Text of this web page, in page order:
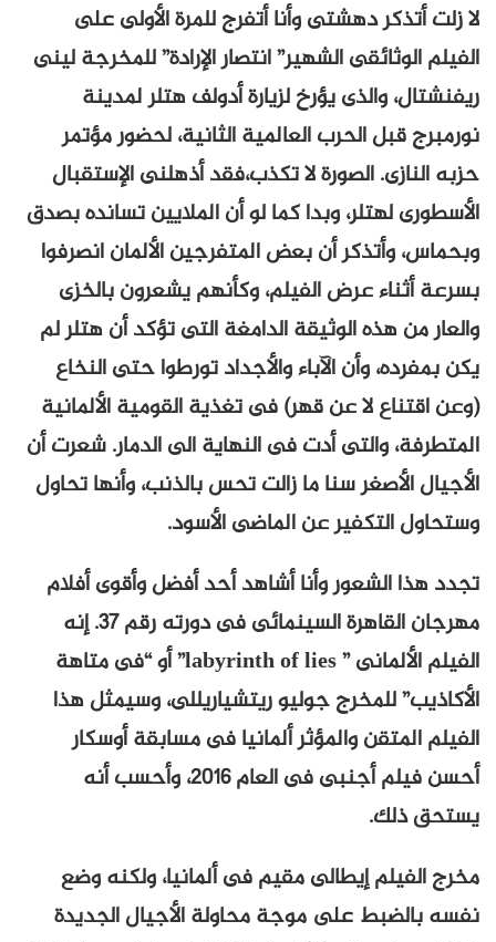
لا زلت أتذكر دهشتى وأنا أتفرج للمرة الأولى على
الفيلم الوثائقى الشهير” انتصار الإرادة” للمخرجة لينى
ريفنشتال، والذى يؤرخ لزيارة أدولف هتلر لمدينة
نورمبرج قبل الحرب العالمية الثانية، لحضور مؤتمر
حزبه النازى. الصورة لا تكذب،فقد أذهلنى الإستقبال
الأسطورى لهتلر، وبدا كما لو أن الملايين تسانده بصدق
وبحماس، وأتذكر أن بعض المتفرجين الألمان انصرفوا
بسرعة أثناء عرض الفيلم، وكأنهم يشعرون بالخزى
والعار من هذه الوثيقة الدامغة التى تؤكد أن هتلر لم
يكن بمفرده، وأن الآباء والأجداد تورطوا حتى النخاع
(وعن اقتناع لا عن قهر) فى تغذية القومية الألمانية
المتطرفة، والتى أدت فى النهاية الى الدمار. شعرت أن
الأجيال الأصغر سنا ما زالت تحس بالذنب، وأنها تحاول
وستحاول التكفير عن الماضى الأسود.
تجدد هذا الشعور وأنا أشاهد أحد أفضل وأقوى أفلام
مهرجان القاهرة السينمائى فى دورته رقم 37. إنه
الفيلم الألمانى ” labyrinth of lies” أو “فى متاهة
الأكاذيب” للمخرج جوليو ريتشياريللى، وسيمثل هذا
الفيلم المتقن والمؤثر ألمانيا فى مسابقة أوسكار
أحسن فيلم أجنبى فى العام 2016، وأحسب أنه
يستحق ذلك.
مخرج الفيلم إيطالى مقيم فى ألمانيا، ولكنه وضع
نفسه بالضبط على موجة محاولة الأجيال الجديدة